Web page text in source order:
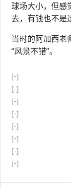
球场大小，但感
去，有钱也不是
当时的阿加西老
“风景不错”。
[-]
[-]
[-]
[-]
[-]
[-]
[-]
[-]